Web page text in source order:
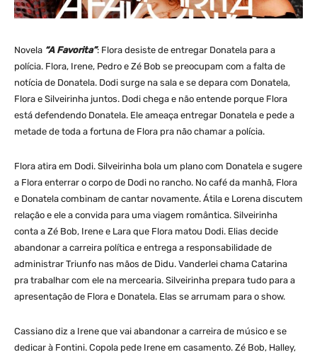
Novela “A Favorita”: Flora desiste de entregar Donatela para a
polícia. Flora, Irene, Pedro e Zé Bob se preocupam com a falta de
notícia de Donatela. Dodi surge na sala e se depara com Donatela,
Flora e Silveirinha juntos. Dodi chega e não entende porque Flora
está defendendo Donatela. Ele ameaça entregar Donatela e pede a
metade de toda a fortuna de Flora pra não chamar a polícia.
Flora atira em Dodi. Silveirinha bola um plano com Donatela e sugere
a Flora enterrar o corpo de Dodi no rancho. No café da manhã, Flora
e Donatela combinam de cantar novamente. Átila e Lorena discutem
relação e ele a convida para uma viagem romântica. Silveirinha
conta a Zé Bob, Irene e Lara que Flora matou Dodi. Elias decide
abandonar a carreira política e entrega a responsabilidade de
administrar Triunfo nas mãos de Didu. Vanderlei chama Catarina
pra trabalhar com ele na mercearia. Silveirinha prepara tudo para a
apresentação de Flora e Donatela. Elas se arrumam para o show.
Cassiano diz a Irene que vai abandonar a carreira de músico e se
dedicar à Fontini. Copola pede Irene em casamento. Zé Bob, Halley,